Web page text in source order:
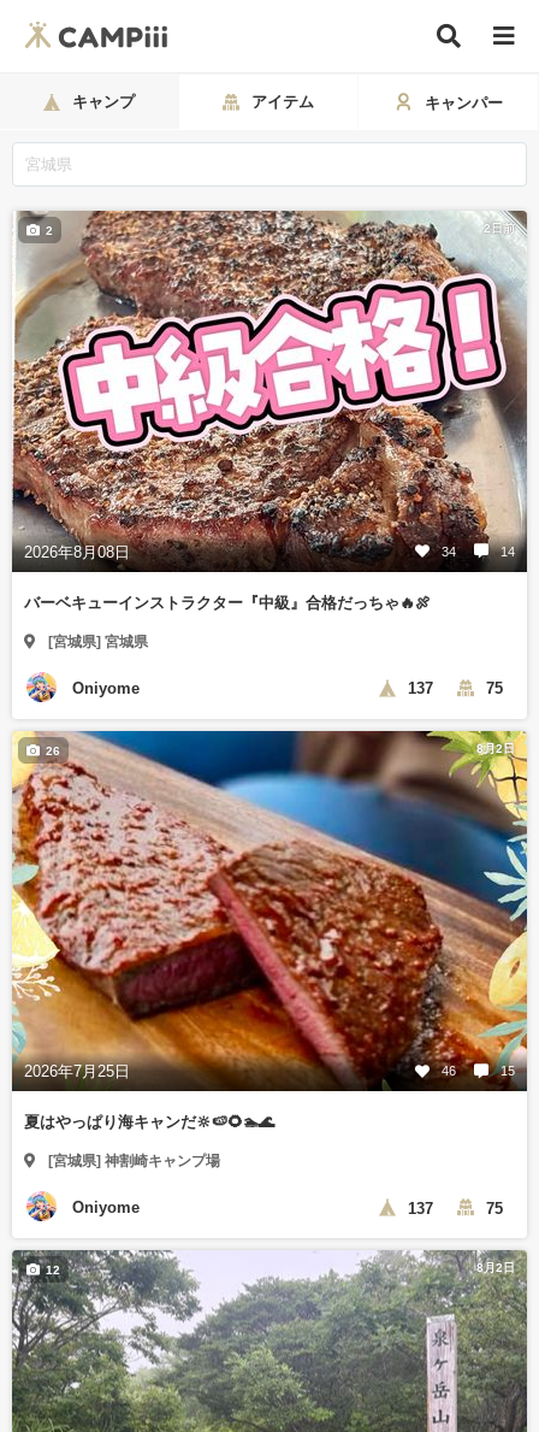
キャンプ アイテム キャンパー
2日前
2026年8月08日 34 14
2
バーベキューインストラクター『中級』合格だっちゃ🔥🍖
[宮城県] 宮城県
Oniyome 137 75
8月2日
2026年7月25日 46 15
26
夏はやっぱり海キャンだ‪🔆‬🍉🌻🏊🌊
[宮城県] 神割崎キャンプ場
Oniyome 137 75
8月2日
12